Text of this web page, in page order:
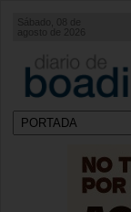
Sábado, 08 de
agosto de 2026